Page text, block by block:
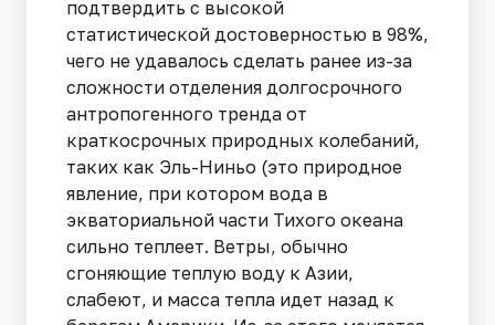
подтвердить с высокой
статистической достоверностью в 98%,
чего не удавалось сделать ранее из-за
сложности отделения долгосрочного
антропогенного тренда от
краткосрочных природных колебаний,
таких как Эль-Ниньо (это природное
явление, при котором вода в
экваториальной части Тихого океана
сильно теплеет. Ветры, обычно
сгоняющие теплую воду к Азии,
слабеют, и масса тепла идет назад к